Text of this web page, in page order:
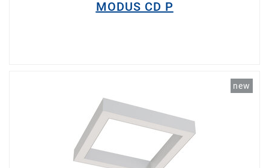
MODUS CD P
new